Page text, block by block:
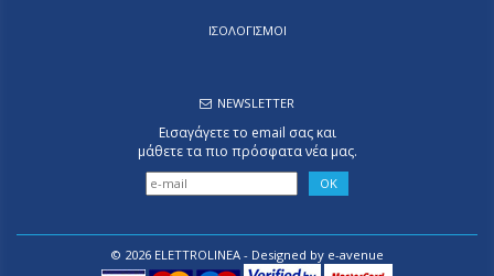
ΙΣΟΛΟΓΙΣΜΟΙ
NEWSLETTER
Εισαγάγετε το email σας και
μάθετε τα πιο πρόσφατα νέα μας.
© 2026 ELETTROLINEA - Designed by e-avenue